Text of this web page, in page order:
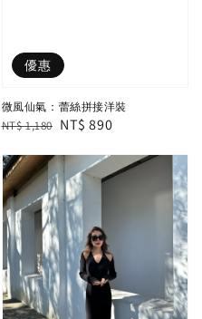
優惠
微風仙氣：蕾絲拼接洋裝
Regular
NT$ 1,180 Sale
NT$ 890